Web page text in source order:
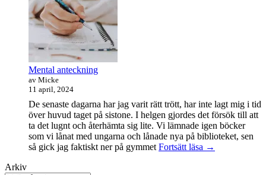
Mental anteckning
av Micke
11 april, 2024
De senaste dagarna har jag varit rätt trött, har inte lagt mig i tid
över huvud taget på sistone. I helgen gjordes det försök till att
ta det lugnt och återhämta sig lite. Vi lämnade igen böcker
som vi lånat med ungarna och lånade nya på biblioteket, sen
så gick jag faktiskt ner på gymmetFortsätt läsa Mental
→
Arkiv